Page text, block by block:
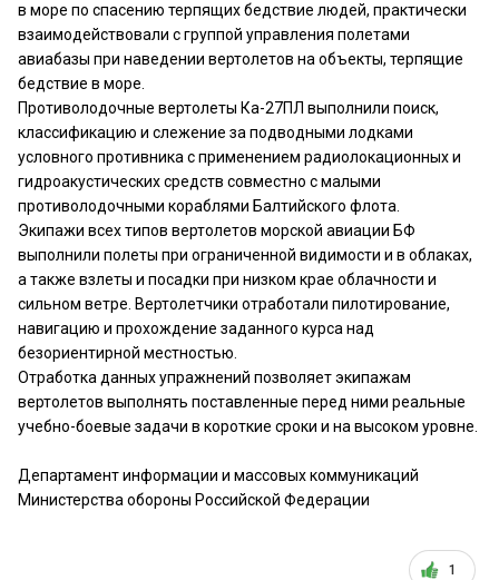
в море по спасению терпящих бедствие людей, практически
взаимодействовали с группой управления полетами
авиабазы при наведении вертолетов на объекты, терпящие
бедствие в море.
Противолодочные вертолеты Ка-27ПЛ выполнили поиск,
классификацию и слежение за подводными лодками
условного противника с применением радиолокационных и
гидроакустических средств совместно с малыми
противолодочными кораблями Балтийского флота.
Экипажи всех типов вертолетов морской авиации БФ
выполнили полеты при ограниченной видимости и в облаках,
а также взлеты и посадки при низком крае облачности и
сильном ветре. Вертолетчики отработали пилотирование,
навигацию и прохождение заданного курса над
безориентирной местностью.
Отработка данных упражнений позволяет экипажам
вертолетов выполнять поставленные перед ними реальные
учебно-боевые задачи в короткие сроки и на высоком уровне.
Департамент информации и массовых коммуникаций
Министерства обороны Российской Федерации
1